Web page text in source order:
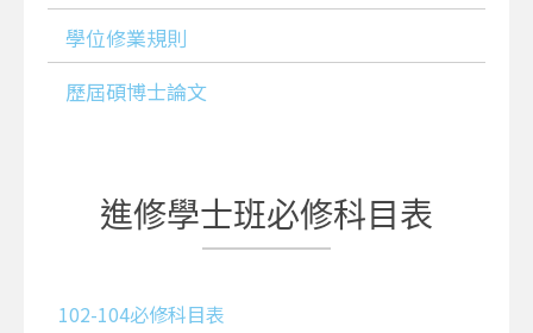
學位修業規則
歷屆碩博士論文
進修學士班必修科目表
102-104必修科目表